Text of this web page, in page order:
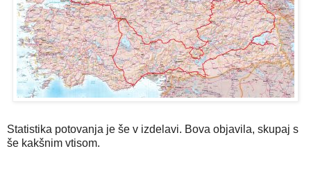
Statistika potovanja je še v izdelavi. Bova objavila, skupaj s
še kakšnim vtisom.